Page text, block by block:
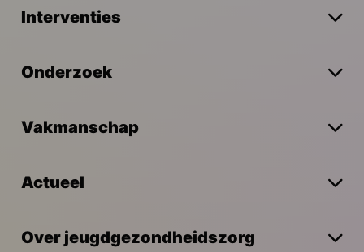
Interventies
Onderzoek
Vakmanschap
Actueel
Over jeugdgezondheidszorg